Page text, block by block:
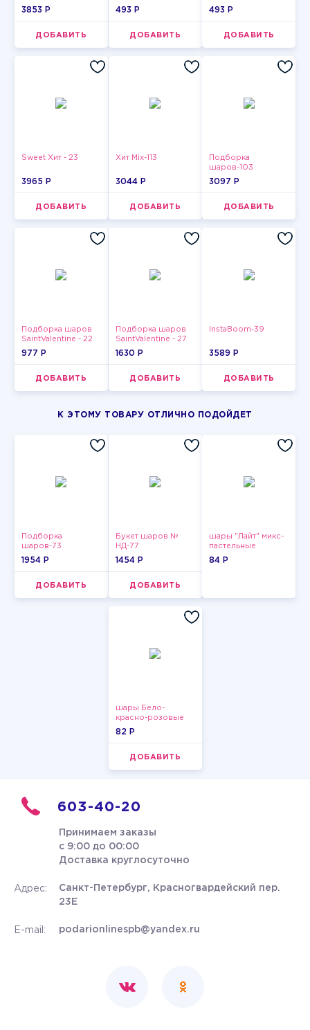
3853 P
ДОБАВИТЬ
2
493 P
ДОБАВИТЬ
493 P
ДОБАВИТЬ
Sweet Хит - 23
3965 P
ДОБАВИТЬ
Хит Mix-113
3044 P
ДОБАВИТЬ
Подборка
шаров-103
3097 P
ДОБАВИТЬ
Подборка шаров
SaintValentine - 22
977 P
ДОБАВИТЬ
Подборка шаров
SaintValentine - 27
1630 P
ДОБАВИТЬ
InstaBoom-39
3589 P
ДОБАВИТЬ
К ЭТОМУ ТОВАРУ ОТЛИЧНО ПОДОЙДЕТ
Подборка
шаров-73
1954 P
ДОБАВИТЬ
Букет шаров №
НД-77
1454 P
ДОБАВИТЬ
шары "Лайт" микс-
пастельные
84 P
шары Бело-
красно-розовые
пастельные
82 P
ДОБАВИТЬ
603-40-20
Принимаем заказы
с 9:00 до 00:00
Доставка круглосуточно
Адрес:
Санкт-Петербург, Красногвардейский пер.
23Е
E-mail: podarionlinespb@yandex.ru